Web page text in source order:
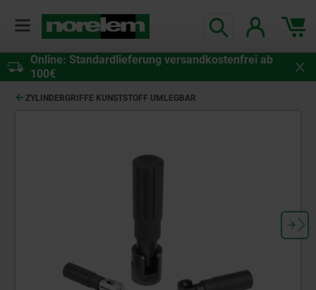
Online: Standardlieferung versandkostenfrei ab
100€
ZYLINDERGRIFFE KUNSTSTOFF UMLEGBAR